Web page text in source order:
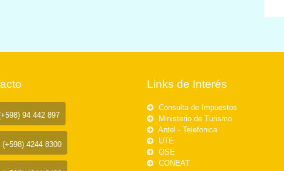
94 442 897
(+598) 4244 8300
Links de Interés
Consulta de Impuestos
Ministerio de Turismo
Antel - Telefonica
UTE
OSE
CONEAT